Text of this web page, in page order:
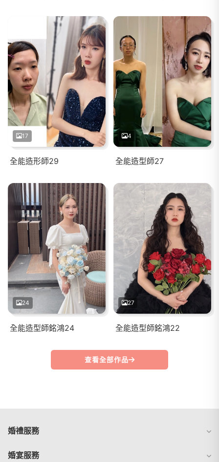
17
全能造形師29
4
全能造型師27
24
全能造型師銘鴻24
27
全能造型師銘鴻22
查看全部作品
婚禮服務
婚宴服務